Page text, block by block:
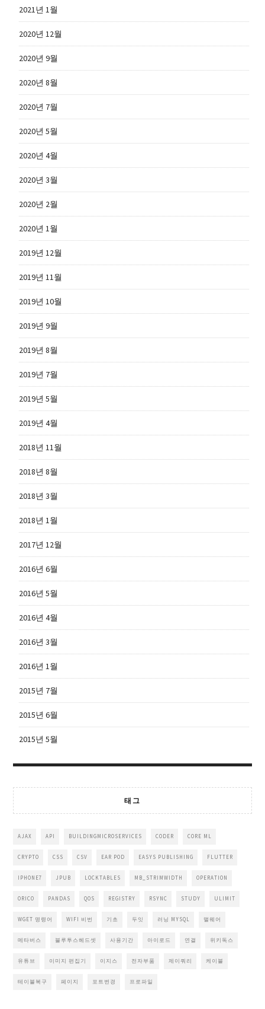
2021년 1월
2020년 12월
2020년 9월
2020년 8월
2020년 7월
2020년 5월
2020년 4월
2020년 3월
2020년 2월
2020년 1월
2019년 12월
2019년 11월
2019년 10월
2019년 9월
2019년 8월
2019년 7월
2019년 5월
2019년 4월
2018년 11월
2018년 8월
2018년 3월
2018년 1월
2017년 12월
2016년 6월
2016년 5월
2016년 4월
2016년 3월
2016년 1월
2015년 7월
2015년 6월
2015년 5월
태그
AJAX API BUILDINGMICROSERVICES CODER CORE ML
CRYPTO CSS CSV EAR POD EASYS PUBLISHING FLUTTER
IPHONE7 JPUB LOCKTABLES MB_STRIMWIDTH OPERATION
ORICO PANDAS QOS REGISTRY RSYNC STUDY ULIMIT
WGET 명령어 WIFI 비번 기초 두잇 러닝 MYSQL 맬웨어
메타버스 블루투스헤드셋 사용기간 아이로드 연결 위키독스
유튜브 이미지 편집기 이지스 전자부품 제이쿼리 케이블
테이블복구 페이지 포트변경 프로파일